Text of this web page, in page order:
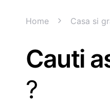
Home Casa si
Cauti
?